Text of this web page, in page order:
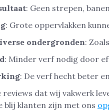
: Geen strepen,
: Grote oppervlakken
ondergronden:
: Minder verf nodig door
: De verf hecht beter
reviews dat wij vakwerk
blij klanten zijn met ons